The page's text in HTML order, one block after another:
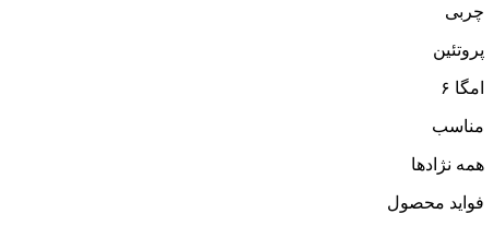
چربی
پروتئین
امگا ۶
مناسب
همه نژادها
فواید محصول